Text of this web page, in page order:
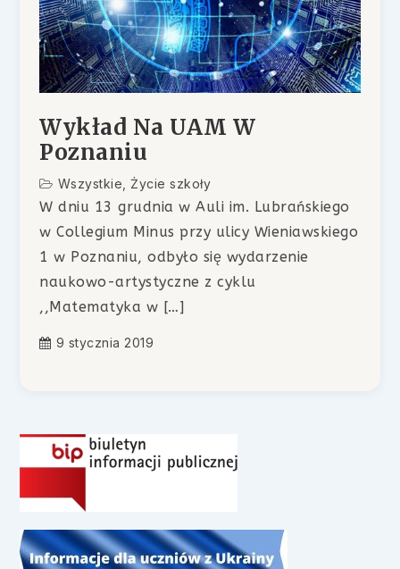
Wykład Na UAM W
Poznaniu
Wszystkie ,Życie szkoły
W dniu 13 grudnia w Auli im. Lubrańskiego
w Collegium Minus przy ulicy Wieniawskiego
1 w Poznaniu, odbyło się wydarzenie
naukowo-artystyczne z cyklu
,,Matematyka w […]
9 stycznia 2019